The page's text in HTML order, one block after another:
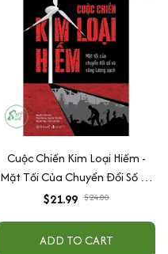
Cuộc Chiến Kim Loại Hiếm -
Mặt Tối Của Chuyển Đổi Số Và
Năng Lượng Sạch
$21.99 $24.00
ADD TO CART